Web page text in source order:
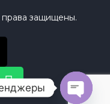
защищены.